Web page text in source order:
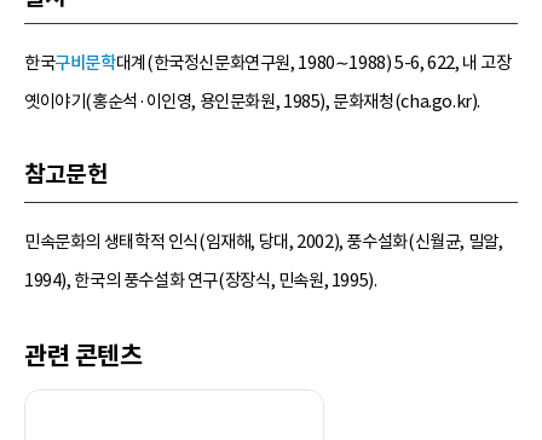
한국구비문학대계(한국정신문화연구원, 1980∼1988) 5-6, 622, 내 고장
옛이야기(홍순석·이인영, 용인문화원, 1985), 문화재청(cha.go.kr).
참고문헌
민속문화의 생태학적 인식(임재해, 당대, 2002), 풍수설화(신월균, 밀알,
1994), 한국의 풍수설화 연구(장장식, 민속원, 1995).
관련 콘텐츠